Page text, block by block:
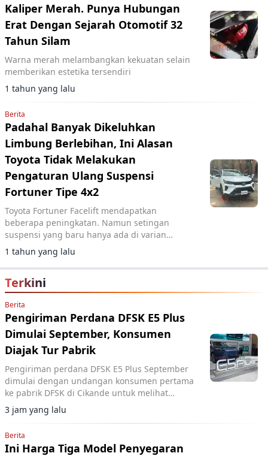
Kaliper Merah. Punya Hubungan
Erat Dengan Sejarah Otomotif 32
Tahun Silam
Warna merah melambangkan kekuatan selain
memberikan estetika tersendiri
1 tahun yang lalu
Berita
Padahal Banyak Dikeluhkan
Limbung Berlebihan, Ini Alasan
Toyota Tidak Melakukan
Pengaturan Ulang Suspensi
Fortuner Tipe 4x2
Toyota Fortuner Facelift mendapatkan
beberapa peningkatan. Namun setingan
suspensi yang baru hanya ada di varian
tertinggi, mengapa demikian? Ini alasannya
1 tahun yang lalu
Terkini
Berita
Pengiriman Perdana DFSK E5 Plus
Dimulai September, Konsumen
Diajak Tur Pabrik
Pengiriman perdana DFSK E5 Plus September
dimulai dengan undangan konsumen pertama
ke pabrik DFSK di Cikande untuk melihat
proses produksi PHEV.
3 jam yang lalu
Berita
Ini Harga Tiga Model Penyegaran